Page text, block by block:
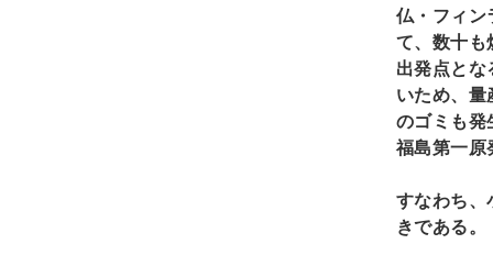
仏・フィン
て、数十も
出発点とな
いため、量
のゴミも発
福島第一原
すなわち、
きである。